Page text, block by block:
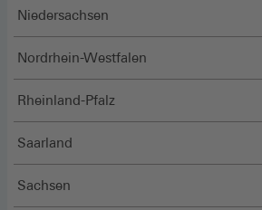
Niedersachsen
Nordrhein-Westfalen
Rheinland-Pfalz
Saarland
Sachsen